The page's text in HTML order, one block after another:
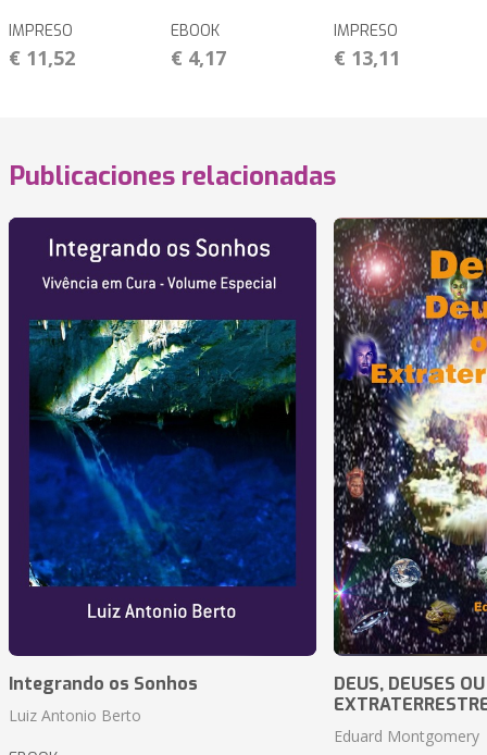
IMPRESO
€ 11,52
EBOOK
€ 4,17
IMPRESO
€ 13,11
Publicaciones relacionadas
Integrando os Sonhos
Luiz Antonio Berto
DEUS, DEUSES OU
Eduard Montgomery